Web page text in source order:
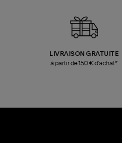
LIVRAISON GRATUITE
à partir de 150 € d'achat*